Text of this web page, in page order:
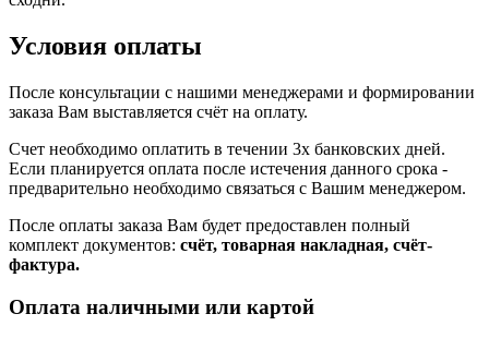
Условия оплаты
После консультации с нашими менеджерами и формировании
заказа Вам выставляется счёт на оплату.
Счет необходимо оплатить в течении 3х банковских дней.
Если планируется оплата после истечения данного срока -
предварительно необходимо связаться с Вашим менеджером.
После оплаты заказа Вам будет предоставлен полный
комплект документов: счёт, товарная накладная, счёт-
фактура.
Оплата наличными или картой